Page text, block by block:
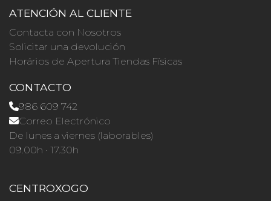
ATENCIÓN AL CLIENTE
Contacta con Nosotros
Solicitar una devolución
Horários de Apertura Tiendas Físicas
CONTACTO
986 609 742
Correo Electrónico
De lunes a viernes (laborables)
09.00h · 17.30h
CENTROXOGO